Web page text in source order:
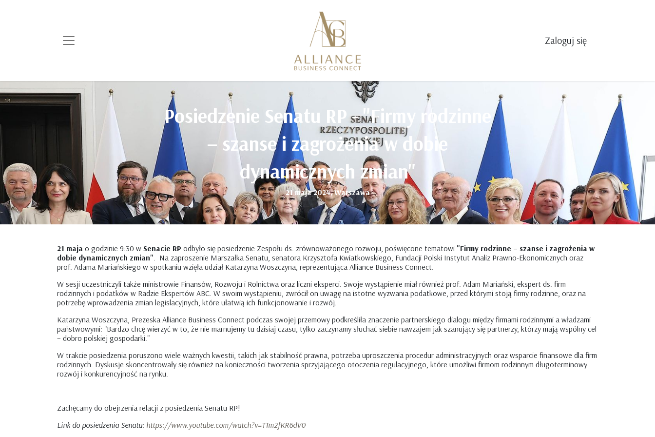
Zaloguj się
Posiedzenie Senatu RP - "Firmy rodzinne
– szanse i zagrożenia w dobie
dynamicznych zmian"
21 maja 2024, Warszawa
21 maja o godzinie 9:30 w Senacie RP odbyło się posiedzenie Zespołu ds. zrównoważonego rozwoju, poświęcone tematowi "Firmy rodzinne – szanse i zagrożenia w
dobie dynamicznych zmian". Na zaproszenie Marszałka Senatu, senatora Krzysztofa Kwiatkowskiego, Fundacji Polski Instytut Analiz Prawno-Ekonomicznych oraz
prof. Adama Mariańskiego w spotkaniu wzięła udział Katarzyna Woszczyna, reprezentująca Alliance Business Connect.
W sesji uczestniczyli także ministrowie Finansów, Rozwoju i Rolnictwa oraz liczni eksperci. Swoje wystąpienie miał również prof. Adam Mariański, ekspert ds. firm
rodzinnych i podatków w Radzie Ekspertów ABC. W swoim wystąpieniu, zwrócił on uwagę na istotne wyzwania podatkowe, przed którymi stoją firmy rodzinne, oraz na
potrzebę wprowadzenia zmian legislacyjnych, które ułatwią ich funkcjonowanie i rozwój.
Katarzyna Woszczyna, Prezeska Alliance Business Connect podczas swojej przemowy podkreśliła znaczenie partnerskiego dialogu między firmami rodzinnymi a władzami
państwowymi: "Bardzo chcę wierzyć w to, że nie marnujemy tu dzisiaj czasu, tylko zaczynamy słuchać siebie nawzajem jak szanujący się partnerzy, którzy mają wspólny cel
– dobro polskiej gospodarki."
W trakcie posiedzenia poruszono wiele ważnych kwestii, takich jak stabilność prawna, potrzeba uproszczenia procedur administracyjnych oraz wsparcie finansowe dla firm
rodzinnych. Dyskusje skoncentrowały się również na konieczności tworzenia sprzyjającego otoczenia regulacyjnego, które umożliwi firmom rodzinnym długoterminowy
rozwój i konkurencyjność na rynku.
Zachęcamy do obejrzenia relacji z posiedzenia Senatu RP!
Link do posiedzenia Senatu: https://www.youtube.com/watch?v=TTm2fKR6dV0